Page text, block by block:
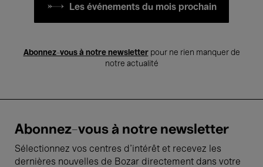
Les événements du mois prochain
Abonnez-vous à notre newsletterpour ne rien manquer de
notre actualité
Abonnez-vous à notre newsletter
Sélectionnez vos centres d'intérêt et recevez les
dernières nouvelles de Bozar directement dans votre